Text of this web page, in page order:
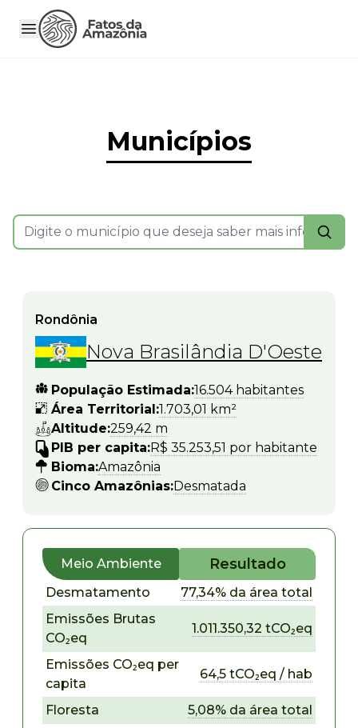
Municípios
Rondônia
Nova Brasilândia D'Oeste
População Estimada:16.504 habitantes
Área Territorial:1.703,01 km²
Altitude:259,42 m
PIB per capita:R$ 35.253,51 por habitante
Bioma:Amazônia
Cinco Amazônias:Desmatada
Meio Ambiente Resultado
Desmatamento
77,34% da área total
Emissões Brutas
CO₂eq
1.011.350,32 tCO₂eq
Emissões CO₂eq per
capita
64,5 tCO₂eq / hab
Floresta
5,08% da área total